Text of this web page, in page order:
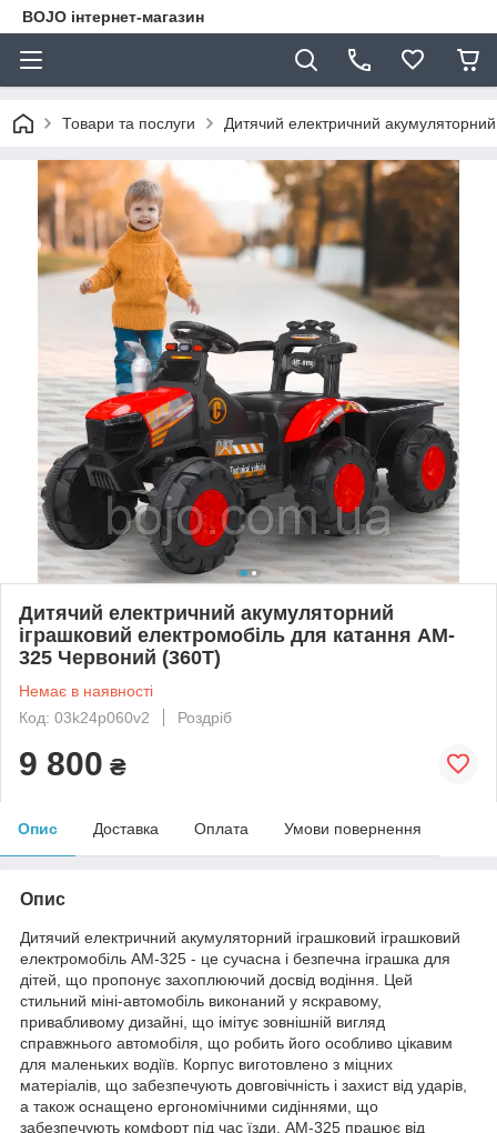
BOJO інтернет-магазин
Товари та послуги Дитячий електричний
Дитячий електричний акумуляторний
іграшковий електромобіль для катання AM-
325 Червоний (360T)
Немає в наявності
Код: 03k24p060v2
Роздріб
9 800 ₴
Опис Доставка Оплата Умови повернення
Опис
Дитячий електричний акумуляторний іграшковий іграшковий
електромобіль AM-325 - це сучасна і безпечна іграшка для
дітей, що пропонує захоплюючий досвід водіння. Цей
стильний міні-автомобіль виконаний у яскравому,
привабливому дизайні, що імітує зовнішній вигляд
справжнього автомобіля, що робить його особливо цікавим
для маленьких водіїв. Корпус виготовлено з міцних
матеріалів, що забезпечують довговічність і захист від ударів,
а також оснащено ергономічними сидіннями, що
забезпечують комфорт під час їзди. AM-325 працює від